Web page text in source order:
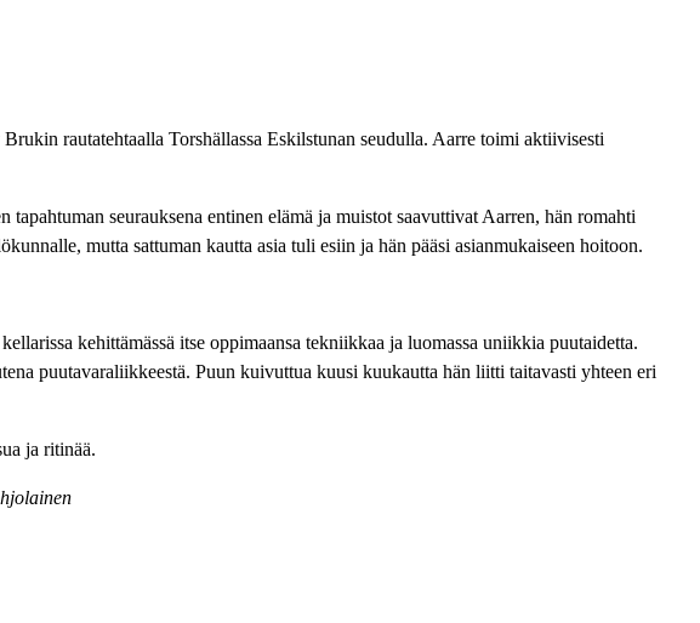
rautatehtaalla Torshällassa Eskilstunan seudulla. Aarre toimi aktiivisesti
seurauksena entinen elämä ja muistot saavuttivat Aarren, hän romahti
mutta sattuman kautta asia tuli esiin ja hän pääsi asianmukaiseen hoitoon.
kehittämässä itse oppimaansa tekniikkaa ja luomassa uniikkia puutaidetta.
puutavaraliikkeestä. Puun kuivuttua kuusi kuukautta hän liitti taitavasti yhteen eri
ja ritinää.